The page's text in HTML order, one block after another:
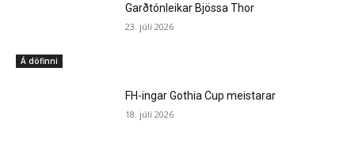
Á döfinni
Garðtónleikar Bjössa Thor
23. júlí 2026
FH-ingar Gothia Cup meistarar
18. júlí 2026